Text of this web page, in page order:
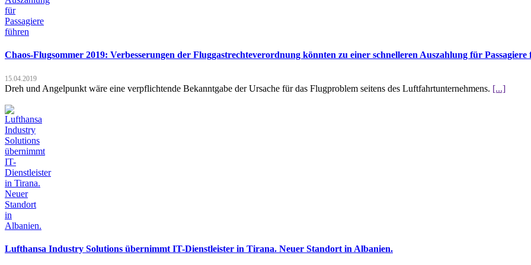
Chaos-Flugsommer 2019: Verbesserungen der Fluggastrechteverordnung könnten zu einer schnelleren Auszahlung für Passagiere
15.04.2019
Dreh und Angelpunkt wäre eine verpflichtende Bekanntgabe der Ursache für das Flugproblem seitens des Luftfahrtunternehmens. [...]
Lufthansa Industry Solutions übernimmt IT-Dienstleister in Tirana. Neuer Standort in Albanien.